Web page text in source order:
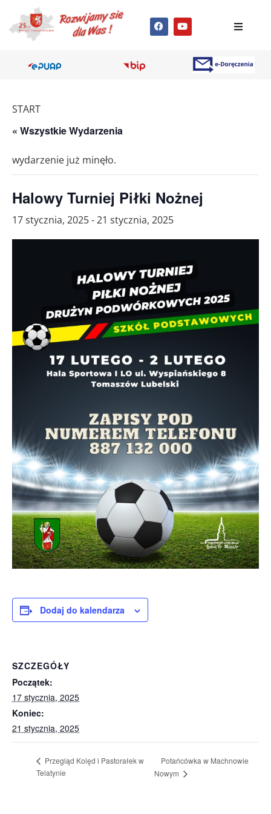
START
« Wszystkie Wydarzenia
wydarzenie już minęło.
Halowy Turniej Piłki Nożnej
17 stycznia, 2025-21 stycznia, 2025
Dodaj do kalendarza
SZCZEGÓŁY
Początek:
17 stycznia, 2025
Koniec:
21 stycznia, 2025
Przegląd Kolęd i Pastorałek w
Telatynie
Potańcówka w Machnowie
Nowym